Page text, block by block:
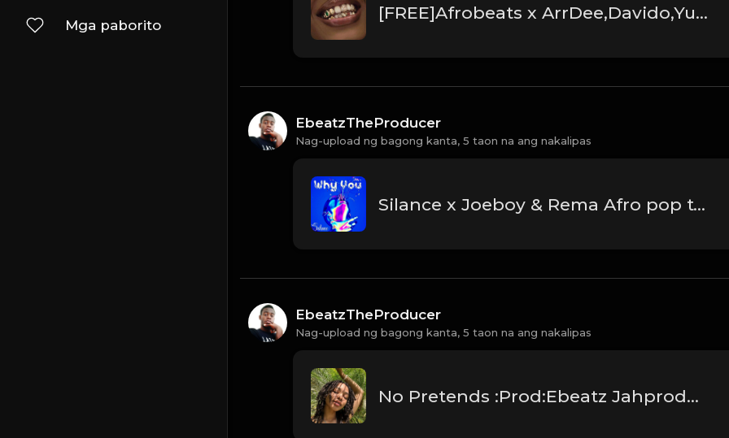
Mga paborito
[FREE]Afrobeats x ArrDee,Davido,Yung Bleu"Smile"(Prod:Ebeatz Jahproducer)
EbeatzTheProducer
Nag-upload ng bagong kanta, 5 taon na ang nakalipas
Silance x Joeboy & Rema Afro pop type beat "Why You"Prod:Ebeatz Jahproducer
EbeatzTheProducer
Nag-upload ng bagong kanta, 5 taon na ang nakalipas
No Pretends :Prod:Ebeatz Jahproducer